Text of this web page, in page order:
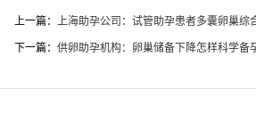
上一篇： 上海助孕公司：试管助孕患者多囊卵巢综
下一篇： 供卵助孕机构：卵巢储备下降怎样科学备